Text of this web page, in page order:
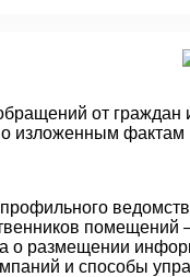
от граждан и
изложенным фактам
помещений
о размещении
и способы